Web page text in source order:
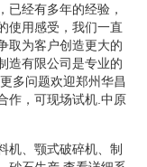
已经有多年的经验，
使用感受，我们一直
取为客户创造更大的
造有限公司是专业的
多问题欢迎郑州华昌
作，可现场试机.中原
机、颚式破碎机、制